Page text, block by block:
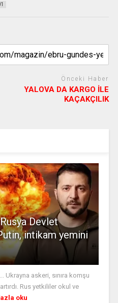
Önceki Haber
YALOVA DA KARGO İLE
KAÇAKÇILIK
Devlet
intikam yemini
Ukrayna askeri, sınıra komşu
Rus yetkililer okul ve
oku